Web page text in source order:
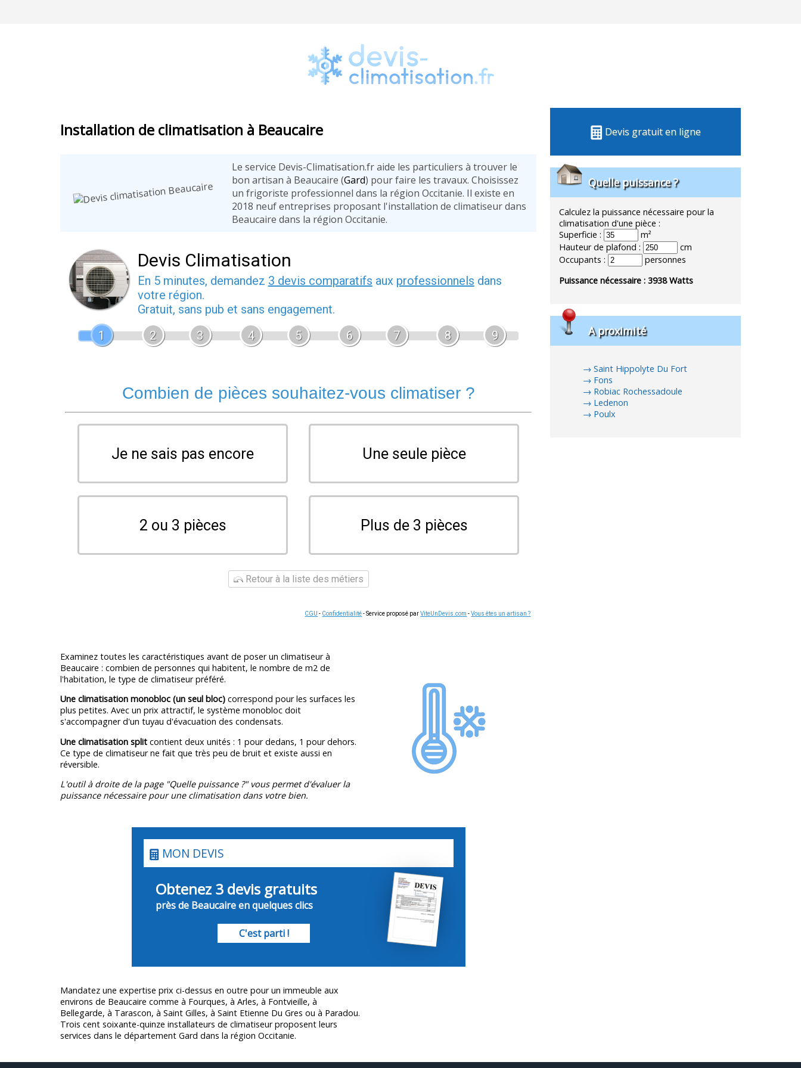
Installation de climatisation à Beaucaire
Le service Devis-Climatisation.fr aide les particuliers à trouver le
bon artisan à Beaucaire (Gard) pour faire les travaux. Choisissez
un frigoriste professionnel dans la région Occitanie. Il existe en
2018 neuf entreprises proposant l'installation de climatiseur dans
Beaucaire dans la région Occitanie.
Devis Climatisation
En 5 minutes, demandez 3 devis comparatifs aux professionnels dans
votre région.
Gratuit, sans pub et sans engagement.
1
2 3 4 5 6 7 8 9
Combien de pièces souhaitez-vous climatiser ?
Je ne sais pas encore Une seule pièce
2 ou 3 pièces Plus de 3 pièces
Retour à la liste des métiers
CGU - Confidentialité- Service proposé parViteUnDevis.com -Vous êtes un artisan ?
Examinez toutes les caractéristiques avant de poser un climatiseur à
Beaucaire : combien de personnes qui habitent, le nombre de m2 de
l'habitation, le type de climatiseur préféré.
Une climatisation monobloc (un seul bloc)correspond pour les surfaces les
plus petites. Avec un prix attractif, le système monobloc doit
s'accompagner d'un tuyau d'évacuation des condensats.
Une climatisation splitcontient deux unités : 1 pour dedans, 1 pour dehors.
Ce type de climatiseur ne fait que très peu de bruit et existe aussi en
réversible.
L'outil à droite de la page "Quelle puissance ?" vous permet d'évaluer la
puissance nécessaire pour une climatisation dans votre bien.
MON DEVIS
Obtenez 3 devis gratuits
près de Beaucaire en quelques clics
C'est parti !
Mandatez une expertise prix ci-dessus en outre pour un immeuble aux
environs de Beaucaire comme à Fourques, à Arles, à Fontvieille, à
Bellegarde, à Tarascon, à Saint Gilles, à Saint Etienne Du Gres ou à Paradou.
Trois cent soixante-quinze installateurs de climatiseur proposent leurs
services dans le département Gard dans la région Occitanie.
Devis gratuit en ligne
Quelle puissance ?
Calculez la puissance nécessaire pour la
climatisation d'une pièce :
Superficie :
m²
Hauteur de plafond :
cm
Occupants :
personnes
Puissance nécessaire :3938Watts
A proximité
Saint Hippolyte Du Fort
Fons
Robiac Rochessadoule
Ledenon
Poulx